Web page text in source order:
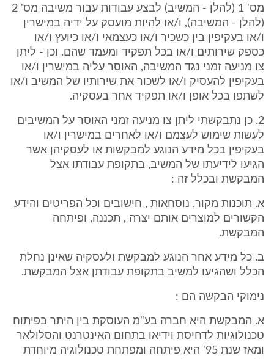
מס' 1 (להלן - המשיב) לבצע עבודות עבור משיבה מס' 2
(להלן - המשיבה), ו/או להיות מועסק על ידיה במישרין
ו/או בעקיפין בין כשכיר ו/או כעצמאי ו/או כיועץ ו/או
כספק שירותים ו/או בכל תפקיד ומעמד שהם. וכן - ליתן
צו מניעה זמני נגד המשיבה, האוסר עליה במישרין ו/או
בעקיפין להעסיק ו/או לשכור את שירותיו של המשיב ו/או
לשתפו בכל אופן ו/או תפקיד אחר בעסקיה.
2. כן נתבקשתי ליתן צו מניעה זמני האוסר על המשיבים
לעשות שימוש לעצמם ו/או לאחרים במישרין ו/או
בעקיפין בכל מידע הנוגע למבקשות או לעסקיהן אשר
הגיעו לידיעתו של המשיב, בתקופת עבודתו אצל
המבקשת ובכלל זה :
א. תוכנות מקור, נוסחאות , חישובים וכל הפריטים והידע
הקשורים למוצרים אותם יצרה , תכננה, ופיתחה
המבקשת.
ב. כל מידע אחר הנוגע למבקשת ולעסקיה שאינן נחלת
הכלל ושהגיעו למשיב בתקופת עבודתן אצל המבקשת.
נימוקי הבקשה הם :
א. המבקשת היא חברה בע"מ העוסקת בין היתר בפיתוח
טכנולוגיות לדחיסת וידיאו בתחום האינטרנט והסלולאר
ומאז שנת 95' היא פיתחה ומפתחת טכנולוגיה מיוחדת